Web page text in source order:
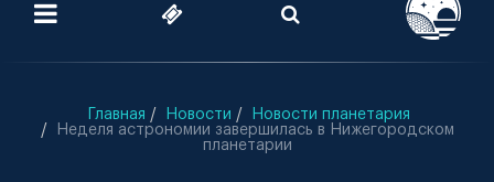
Главная Новости
Новости планетария
Неделя астрономии завершилась в Нижегородском
планетарии